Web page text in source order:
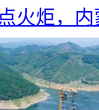
火炬，